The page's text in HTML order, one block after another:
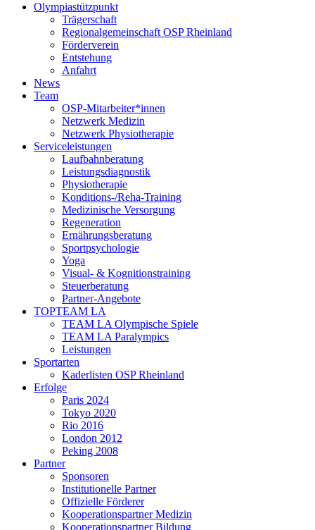
Olympiastützpunkt
Trägerschaft
Regionalgemeinschaft OSP Rheinland
Förderverein
Entstehung
Anfahrt
News
Team
OSP-Mitarbeiter*innen
Netzwerk Medizin
Netzwerk Physiotherapie
Serviceleistungen
Laufbahnberatung
Leistungsdiagnostik
Physiotherapie
Konditions-/Reha-Training
Medizinische Versorgung
Regeneration
Ernährungsberatung
Sportpsychologie
Yoga
Visual- & Kognitionstraining
Steuerberatung
Partner-Angebote
TOPTEAM LA
TEAM LA Olympische Spiele
TEAM LA Paralympics
Leistungen
Sportarten
Kaderlisten OSP Rheinland
Erfolge
Paris 2024
Tokyo 2020
Rio 2016
London 2012
Peking 2008
Partner
Sponsoren
Institutionelle Partner
Offizielle Förderer
Kooperationspartner Medizin
Kooperationspartner Bildung